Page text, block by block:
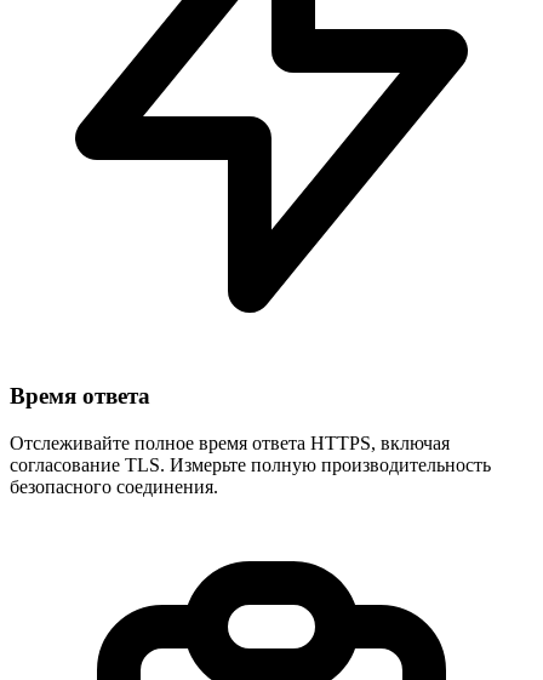
Время ответа
Отслеживайте полное время ответа HTTPS, включая
согласование TLS. Измерьте полную производительность
безопасного соединения.